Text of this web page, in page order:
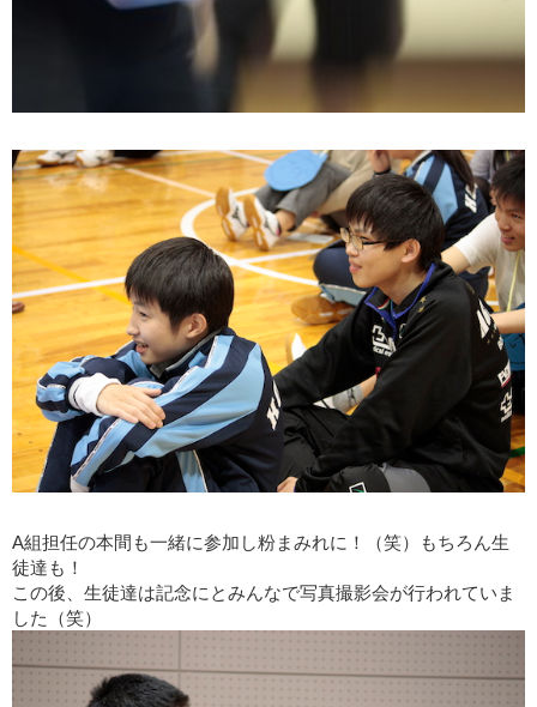
A組担任の本間も一緒に参加し粉まみれに！（笑）もちろん生
徒達も！
この後、生徒達は記念にとみんなで写真撮影会が行われていま
した（笑）